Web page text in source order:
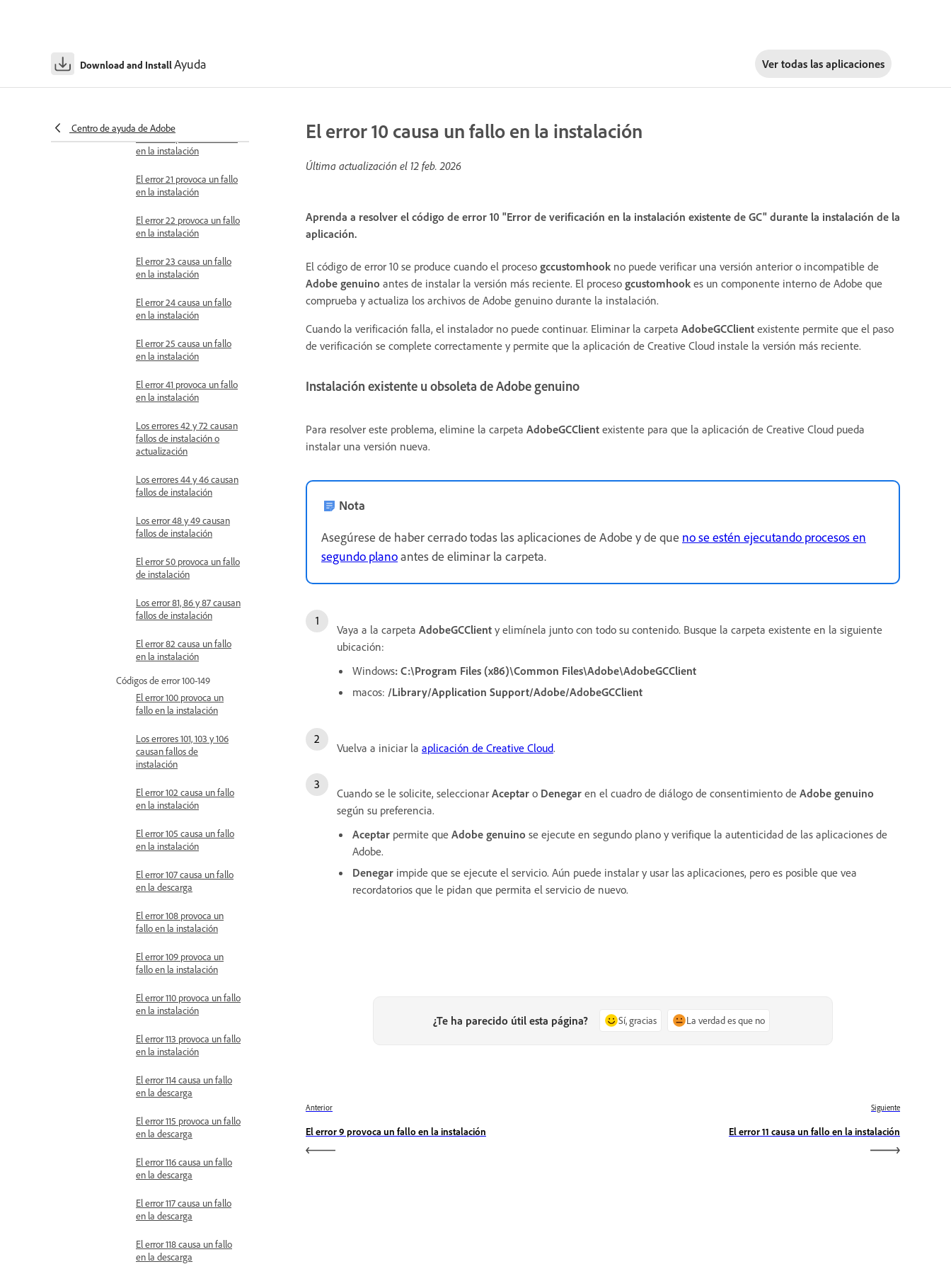
Download and InstallAyuda Ver todas las aplicaciones
Centro de ayuda de Adobe
en la instalación
en la instalación
El error 21 provoca un fallo
en la instalación
El error 22 provoca un fallo
en la instalación
El error 23 causa un fallo
en la instalación
El error 24 causa un fallo
en la instalación
El error 25 causa un fallo
en la instalación
El error 41 provoca un fallo
en la instalación
Los errores 42 y 72 causan
fallos de instalación o
actualización
Los errores 44 y 46 causan
fallos de instalación
Los error 48 y 49 causan
fallos de instalación
El error 50 provoca un fallo
de instalación
Los error 81, 86 y 87 causan
fallos de instalación
El error 82 causa un fallo
en la instalación
Códigos de error 100-149
El error 100 provoca un
fallo en la instalación
Los errores 101, 103 y 106
causan fallos de
instalación
El error 102 causa un fallo
en la instalación
El error 105 causa un fallo
en la instalación
El error 107 causa un fallo
en la descarga
El error 108 provoca un
fallo en la instalación
El error 109 provoca un
fallo en la instalación
El error 110 provoca un fallo
en la instalación
El error 113 provoca un fallo
en la instalación
El error 114 causa un fallo
en la descarga
El error 115 provoca un fallo
en la descarga
El error 116 causa un fallo
en la descarga
El error 117 causa un fallo
en la descarga
El error 118 causa un fallo
en la descarga
El error 10 causa un fallo en la instalación
Última actualización el 12 feb. 2026
Aprenda a resolver el código de error 10 "Error de verificación en la instalación existente de GC" durante la instalación de la
aplicación.
El código de error 10 se produce cuando el proceso gccustomhook no puede verificar una versión anterior o incompatible de
Adobe genuino antes de instalar la versión más reciente. El proceso gcustomhook es un componente interno de Adobe que
comprueba y actualiza los archivos de Adobe genuino durante la instalación.
Cuando la verificación falla, el instalador no puede continuar. Eliminar la carpeta AdobeGCClient existente permite que el paso
de verificación se complete correctamente y permite que la aplicación de Creative Cloud instale la versión más reciente.
Instalación existente u obsoleta de Adobe genuino
Para resolver este problema, elimine la carpeta AdobeGCClient existente para que la aplicación de Creative Cloud pueda
instalar una versión nueva.
Nota
Asegúrese de haber cerrado todas las aplicaciones de Adobe y de que no se estén ejecutando procesos en
segundo planoantes de eliminar la carpeta.
Vaya a la carpeta AdobeGCClient y elimínela junto con todo su contenido. Busque la carpeta existente en la siguiente
ubicación:
Windows: C:\Program Files (x86)\Common Files\Adobe\AdobeGCClient
macos: /Library/Application Support/Adobe/AdobeGCClient
Vuelva a iniciar la aplicación de Creative Cloud.
Cuando se le solicite, seleccionar Aceptar o Denegar en el cuadro de diálogo de consentimiento de Adobe genuino
según su preferencia.
Aceptar permite que Adobe genuino se ejecute en segundo plano y verifique la autenticidad de las aplicaciones de
Adobe.
Denegar impide que se ejecute el servicio. Aún puede instalar y usar las aplicaciones, pero es posible que vea
recordatorios que le pidan que permita el servicio de nuevo.
¿Te ha parecido útil esta página? Sí, gracias La verdad es que no
Anterior
El error 9 provoca un fallo en la instalación
Siguiente
El error 11 causa un fallo en la instalación